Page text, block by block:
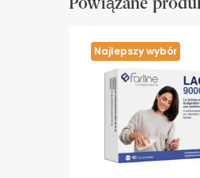
Najlepszy wybór